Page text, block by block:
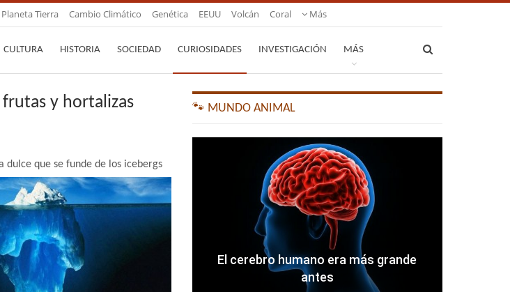
Planeta Tierra Cambio Climático Genética EEUU Volcán Coral Más
CULTURA HISTORIA SOCIEDAD CURIOSIDADES INVESTIGACIÓN MÁS
y hortalizas
dulce que se funde de los icebergs
🐾 MUNDO ANIMAL
El cerebro humano era más grande
antes